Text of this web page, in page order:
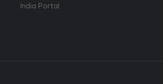
India Portal